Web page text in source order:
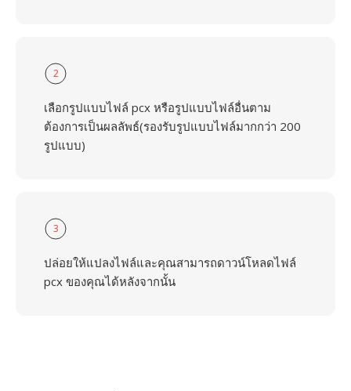
2
เลือกรูปแบบไฟล์ pcx หรือรูปแบบไฟล์อื่นตาม
ต้องการเป็นผลลัพธ์(รองรับรูปแบบไฟล์มากกว่า 200
รูปแบบ)
3
ปล่อยให้แปลงไฟล์และคุณสามารถดาวน์โหลดไฟล์
pcx ของคุณได้หลังจากนั้น